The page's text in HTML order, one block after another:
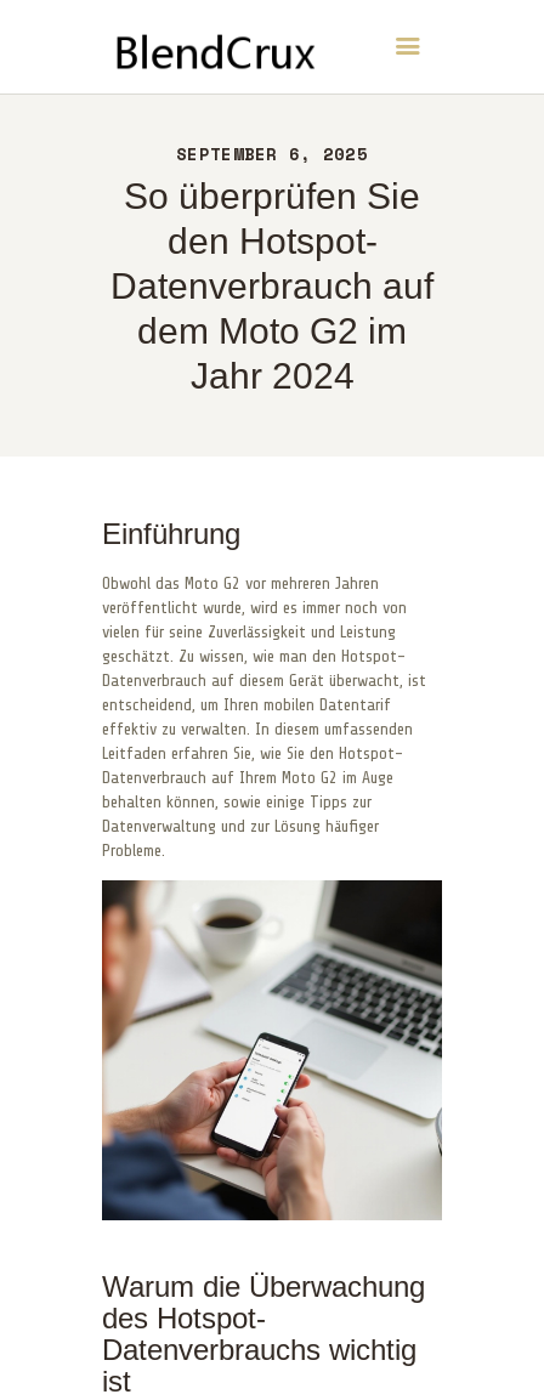
SEPTEMBER 6, 2025
So überprüfen Sie
den Hotspot-
Datenverbrauch auf
dem Moto G2 im
Jahr 2024
BlendCrux
ÜBER UNS
KONTAKT
RICHTLINIEN
DEUTSCH
Einführung
Obwohl das Moto G2 vor mehreren Jahren
veröffentlicht wurde, wird es immer noch von
vielen für seine Zuverlässigkeit und Leistung
geschätzt. Zu wissen, wie man den Hotspot-
Datenverbrauch auf diesem Gerät überwacht, ist
entscheidend, um Ihren mobilen Datentarif
effektiv zu verwalten. In diesem umfassenden
Leitfaden erfahren Sie, wie Sie den Hotspot-
Datenverbrauch auf Ihrem Moto G2 im Auge
behalten können, sowie einige Tipps zur
Datenverwaltung und zur Lösung häufiger
Probleme.
Warum die Überwachung
des Hotspot-
Datenverbrauchs wichtig
ist